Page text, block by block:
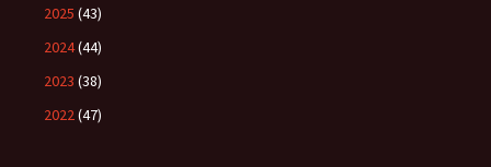
2025 (43)
2024(44)
2023 (38)
2022(47)